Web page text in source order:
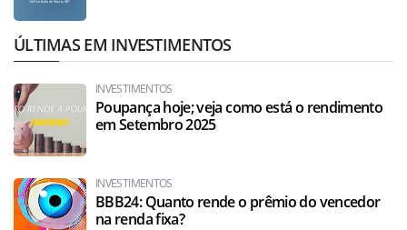
ÚLTIMAS EM INVESTIMENTOS
INVESTIMENTOS
Poupança hoje; veja como está o rendimento
em Setembro 2025
INVESTIMENTOS
BBB24: Quanto rende o prêmio do vencedor
na renda fixa?